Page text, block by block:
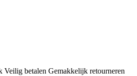
Veilig betalen Gemakkelijk retourneren